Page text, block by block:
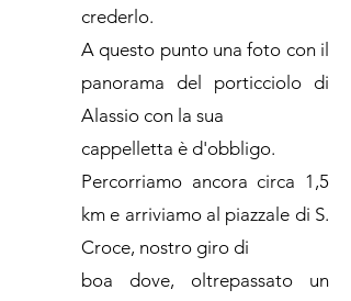
crederlo.
A questo punto una foto con il
panorama del porticciolo di
Alassio con la sua
cappelletta è d'obbligo.
Percorriamo ancora circa 1,5
km e arriviamo al piazzale di S.
Croce, nostro giro di
boa dove, oltrepassato un